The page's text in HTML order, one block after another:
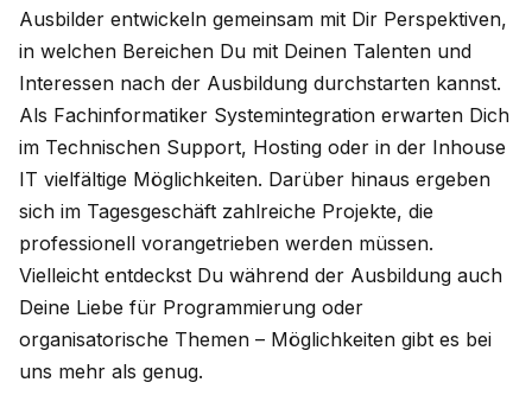
Ausbilder entwickeln gemeinsam mit Dir Perspektiven,
in welchen Bereichen Du mit Deinen Talenten und
Interessen nach der Ausbildung durchstarten kannst.
Als Fachinformatiker Systemintegration erwarten Dich
im Technischen Support, Hosting oder in der Inhouse
IT vielfältige Möglichkeiten. Darüber hinaus ergeben
sich im Tagesgeschäft zahlreiche Projekte, die
professionell vorangetrieben werden müssen.
Vielleicht entdeckst Du während der Ausbildung auch
Deine Liebe für Programmierung oder
organisatorische Themen – Möglichkeiten gibt es bei
uns mehr als genug.